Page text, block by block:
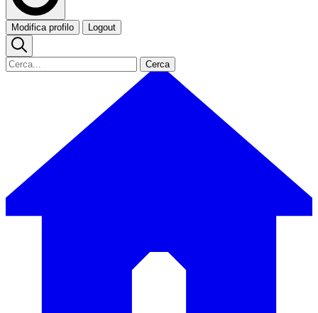
Modifica profilo Logout
Cerca